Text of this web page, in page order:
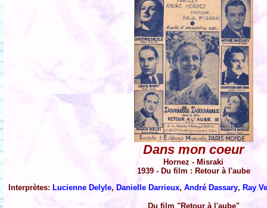
Dans mon coeur
Hornez - Misraki
1939 - Du film : Retour à l'aube
Interprètes: Lucienne Delyle, Danielle Darrieux, André Dassary, Ray
Du film "Retour à l'aube"